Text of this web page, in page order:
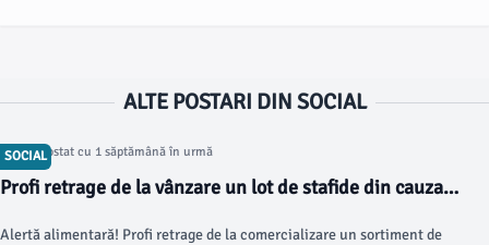
ALTE POSTARI DIN SOCIAL
SOCIAL
Articol postat cu 1 săptămână în urmă
Profi retrage de la vânzare un lot de stafide din cauza
Alertă alimentară! Profi retrage de la comercializare un sortiment de